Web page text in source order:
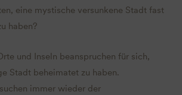
eine mystische versunkene Stadt fast
haben?
und Inseln beanspruchen für sich,
Stadt beheimatet zu haben.
immer wieder der